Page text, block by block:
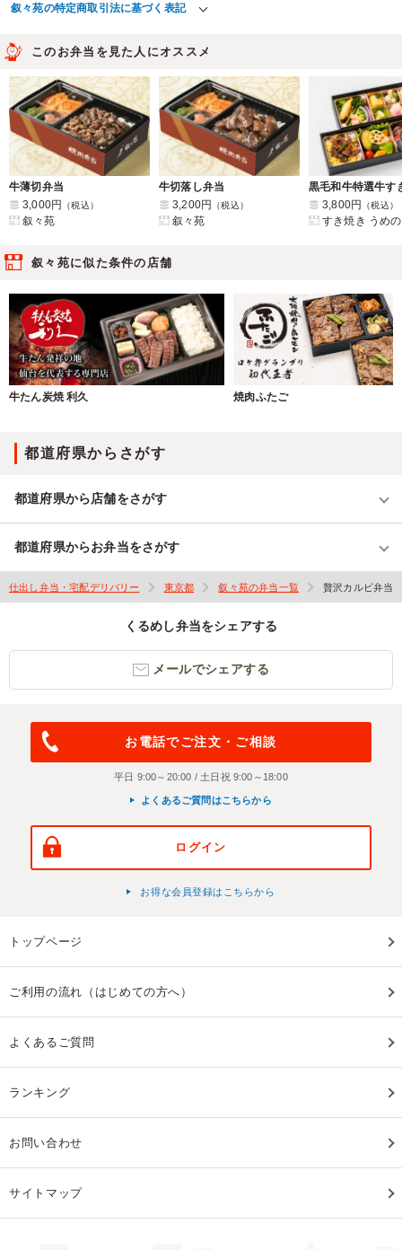
叙々苑の特定商取引法に基づく表記
このお弁当を見た人にオススメ
牛薄切弁当
3,000円
（税込）
叙々苑
牛切落し弁当
3,200円
（税込）
叙々苑
3,800円 （税込）
すき焼き うめの
叙々苑に似た条件の店舗
牛たん炭焼 利久 焼肉ふたご
都道府県からさがす
都道府県から店舗をさがす
都道府県からお弁当をさがす
仕出し弁当・宅配デリバリー 東京都 叙々苑の弁当一覧 贅沢カルビ弁当
くるめし弁当をシェアする
メールでシェアする
お電話でご注文・ご相談
平日 9:00～20:00 / 土日祝 9:00～18:00
よくあるご質問はこちらから
ログイン
お得な会員登録はこちらから
トップページ
ご利用の流れ（はじめての方へ）
よくあるご質問
ランキング
お問い合わせ
サイトマップ